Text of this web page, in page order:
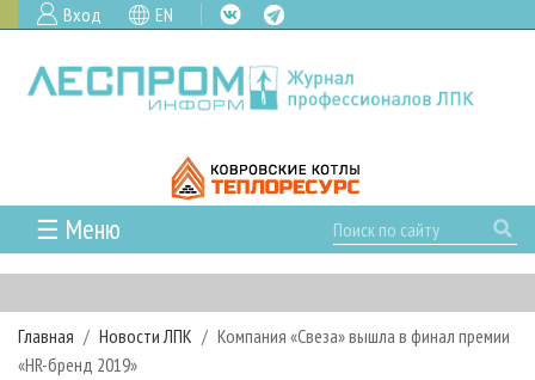
Вход EN
☰ Меню
ГЛАВНАЯ
РУБРИКИ И ТЕМЫ
РУБРИКИ ЖУРНАЛА
НОВОСТИ
Главная Новости ЛПК
Компания «Свеза» вышла в финал премии
«HR-бренд 2019»